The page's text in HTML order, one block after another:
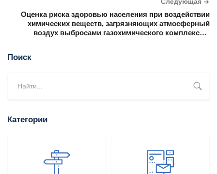
Оценка риска здоровью населения при воздействии
химических веществ, загрязняющих атмосферный
воздух выбросами газохимического комплекса в
Поиск
Категории